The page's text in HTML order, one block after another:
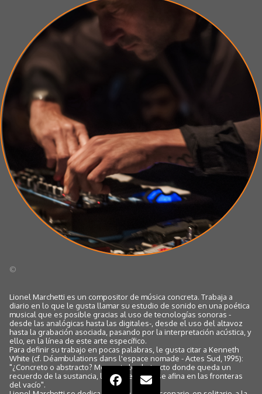
©
Lionel Marchetti es un compositor de música concreta. Trabaja a
diario en lo que le gusta llamar su estudio de sonido en una poética
musical que es posible gracias al uso de tecnologías sonoras -
desde las analógicas hasta las digitales-, desde el uso del altavoz
hasta la grabación asociada, pasando por la interpretación acústica, y
ello, en la línea de este arte específico.
Para definir su trabajo en pocas palabras, le gusta citar a Kenneth
White (cf. Déambulations dans l'espace nomade - Actes Sud, 1995):
"¿Concreto o abstracto? Me gusta lo abstracto donde queda un
recuerdo de la sustancia, lo concreto que se afina en las fronteras
del vacío".